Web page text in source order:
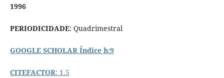
1996
PERIODICIDADE: Quadrimestral
GOOGLE SCHOLAR Índice h:9
CITEFACTOR: 1.5